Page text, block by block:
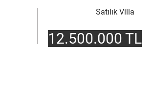
Satılık Villa
12.500.000 TL